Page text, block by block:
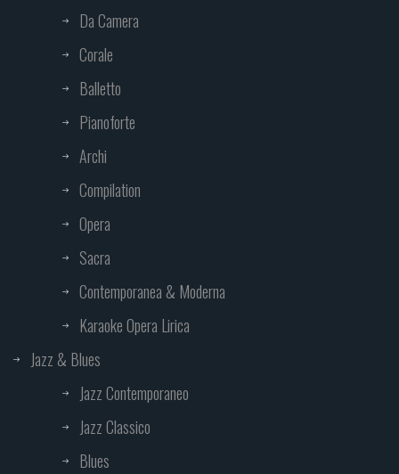
Da Camera
Corale
Balletto
Pianoforte
Archi
Compilation
Opera
Sacra
Contemporanea & Moderna
Karaoke Opera Lirica
Jazz & Blues
Jazz Contemporaneo
Jazz Classico
Blues